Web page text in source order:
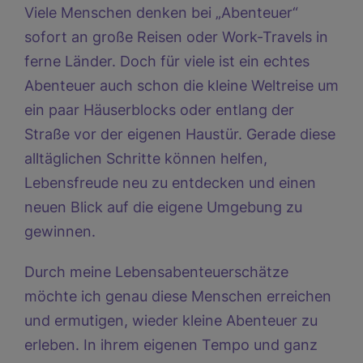
Viele Menschen denken bei „Abenteuer“
sofort an große Reisen oder Work-Travels in
ferne Länder. Doch für viele ist ein echtes
Abenteuer auch schon die kleine Weltreise um
ein paar Häuserblocks oder entlang der
Straße vor der eigenen Haustür. Gerade diese
alltäglichen Schritte können helfen,
Lebensfreude neu zu entdecken und einen
neuen Blick auf die eigene Umgebung zu
gewinnen.
Durch meine Lebensabenteuerschätze
möchte ich genau diese Menschen erreichen
und ermutigen, wieder kleine Abenteuer zu
erleben. In ihrem eigenen Tempo und ganz